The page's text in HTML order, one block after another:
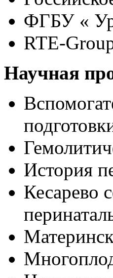
ФГБУ «
RTE-
Научная
История
Кесарево